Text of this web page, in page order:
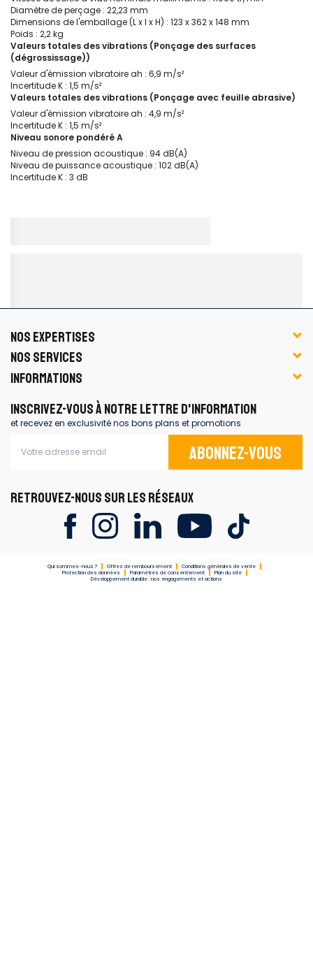
Diamètre de perçage : 22,23 mm
Dimensions de l'emballage (L x l x H) : 123 x 362 x 148 mm
Poids : 2,2 kg
Valeurs totales des vibrations (Ponçage des surfaces
(dégrossissage))
Valeur d'émission vibratoire ah : 6,9 m/s²
Incertitude K : 1,5 m/s²
Valeurs totales des vibrations (Ponçage avec feuille abrasive)
Valeur d'émission vibratoire ah : 4,9 m/s²
Incertitude K : 1,5 m/s²
Niveau sonore pondéré A
Niveau de pression acoustique : 94 dB(A)
Niveau de puissance acoustique : 102 dB(A)
Incertitude K : 3 dB
NOS EXPERTISES
NOS SERVICES
INFORMATIONS
INSCRIVEZ-VOUS À NOTRE LETTRE D'INFORMATION
et recevez en exclusivité nos bons plans et promotions
Abonnez-vous
RETROUVEZ-NOUS SUR LES RÉSEAUX
Qui sommes-nous ? Offres de remboursement
Conditions générales de vente
Protection des données
Paramètres de consentement
Plan du site
Développement durable : nos engagements et actions